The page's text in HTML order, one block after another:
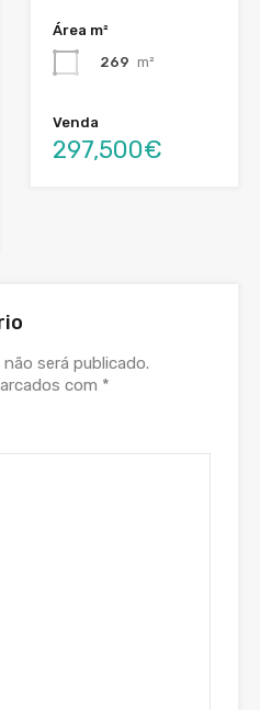
Área m²
269 m²
Venda
297,500€
será publicado.
com *